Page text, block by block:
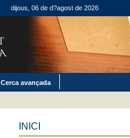
dijous, 06 de d?agost de 2026
Cerca avançada
INICI